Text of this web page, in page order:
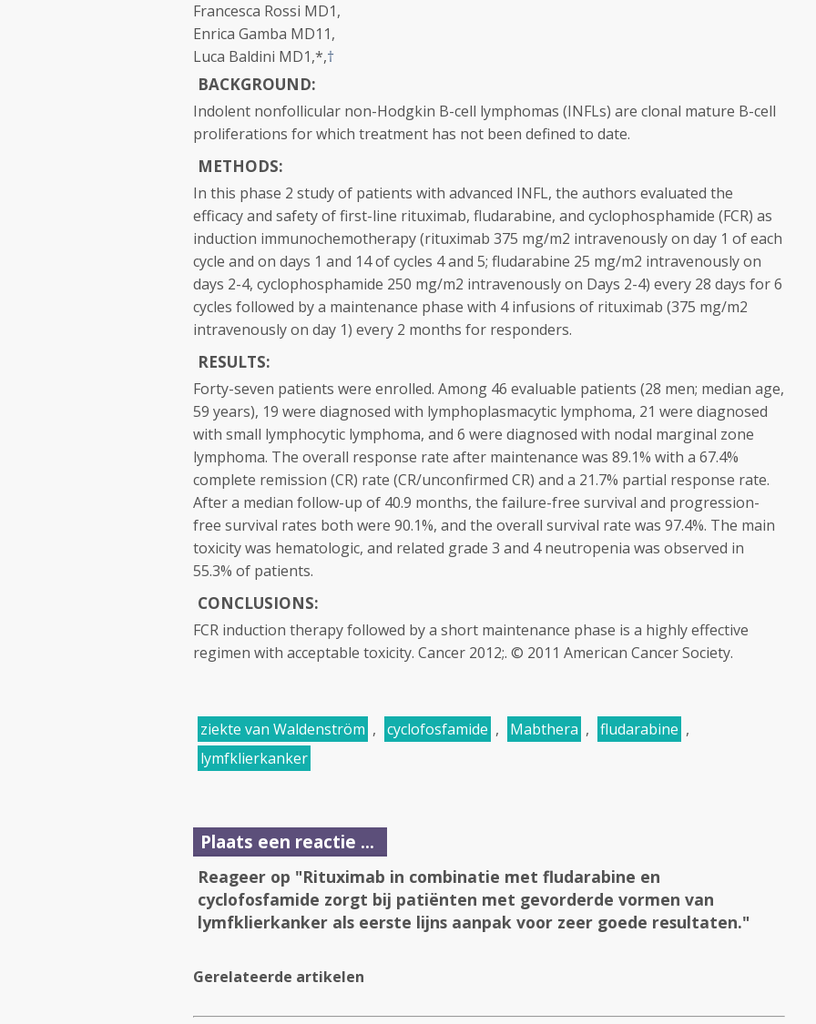
Francesca Rossi MD1,
Enrica Gamba MD11,
Luca Baldini MD1,*,†
BACKGROUND:
Indolent nonfollicular non-Hodgkin B-cell lymphomas (INFLs) are clonal mature B-cell
proliferations for which treatment has not been defined to date.
METHODS:
In this phase 2 study of patients with advanced INFL, the authors evaluated the
efficacy and safety of first-line rituximab, fludarabine, and cyclophosphamide (FCR) as
induction immunochemotherapy (rituximab 375 mg/m2 intravenously on day 1 of each
cycle and on days 1 and 14 of cycles 4 and 5; fludarabine 25 mg/m2 intravenously on
days 2-4, cyclophosphamide 250 mg/m2 intravenously on Days 2-4) every 28 days for 6
cycles followed by a maintenance phase with 4 infusions of rituximab (375 mg/m2
intravenously on day 1) every 2 months for responders.
RESULTS:
Forty-seven patients were enrolled. Among 46 evaluable patients (28 men; median age,
59 years), 19 were diagnosed with lymphoplasmacytic lymphoma, 21 were diagnosed
with small lymphocytic lymphoma, and 6 were diagnosed with nodal marginal zone
lymphoma. The overall response rate after maintenance was 89.1% with a 67.4%
complete remission (CR) rate (CR/unconfirmed CR) and a 21.7% partial response rate.
After a median follow-up of 40.9 months, the failure-free survival and progression-
free survival rates both were 90.1%, and the overall survival rate was 97.4%. The main
toxicity was hematologic, and related grade 3 and 4 neutropenia was observed in
55.3% of patients.
CONCLUSIONS:
FCR induction therapy followed by a short maintenance phase is a highly effective
regimen with acceptable toxicity. Cancer 2012;. © 2011 American Cancer Society.
ziekte van Waldenström , cyclofosfamide , Mabthera , fludarabine ,
lymfklierkanker
Plaats een reactie ...
Reageer op "Rituximab in combinatie met fludarabine en
cyclofosfamide zorgt bij patiënten met gevorderde vormen van
lymfklierkanker als eerste lijns aanpak voor zeer goede resultaten."
Gerelateerde artikelen